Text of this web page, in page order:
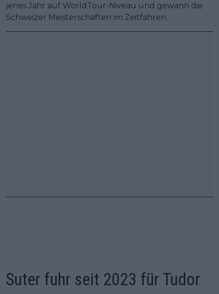
jenes Jahr auf WorldTour-Niveau und gewann die
Schweizer Meisterschaften im Zeitfahren.
Suter fuhr seit 2023 für Tudor